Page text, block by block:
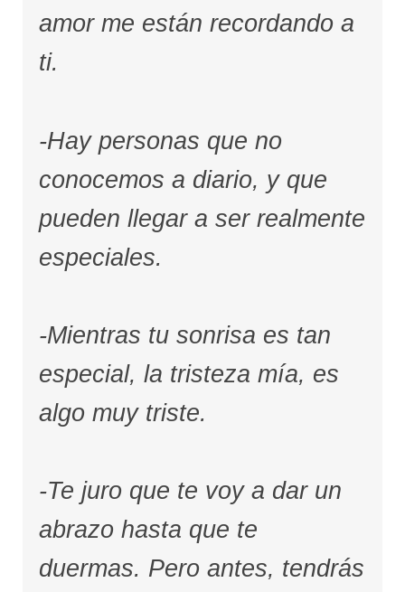
amor me están recordando a
ti.
-Hay personas que no
conocemos a diario, y que
pueden llegar a ser realmente
especiales.
-Mientras tu sonrisa es tan
especial, la tristeza mía, es
algo muy triste.
-Te juro que te voy a dar un
abrazo hasta que te
duermas. Pero antes, tendrás